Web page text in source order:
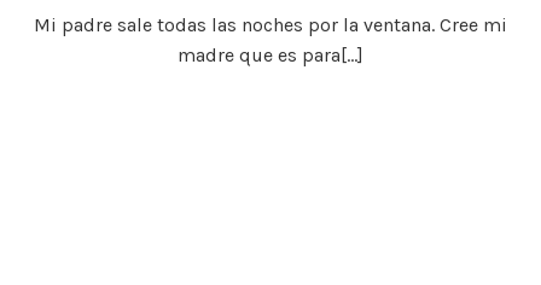
Mi padre sale todas las noches por la ventana. Cree mi
madre que es para[…]